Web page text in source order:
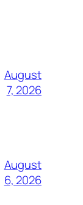
August
7, 2026
August
6, 2026